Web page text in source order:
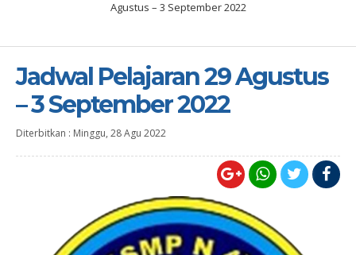
Agustus – 3 September 2022
Jadwal Pelajaran 29 Agustus
– 3 September 2022
Diterbitkan : Minggu, 28 Agu 2022